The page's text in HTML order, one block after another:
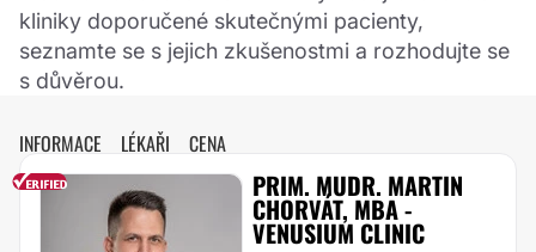
kliniky doporučené skutečnými pacienty,
seznamte se s jejich zkušenostmi a rozhodujte se
s důvěrou.
INFORMACE LÉKAŘI CENA
PRIM. MUDR. MARTIN
CHORVÁT, MBA -
VENUSIUM CLINIC